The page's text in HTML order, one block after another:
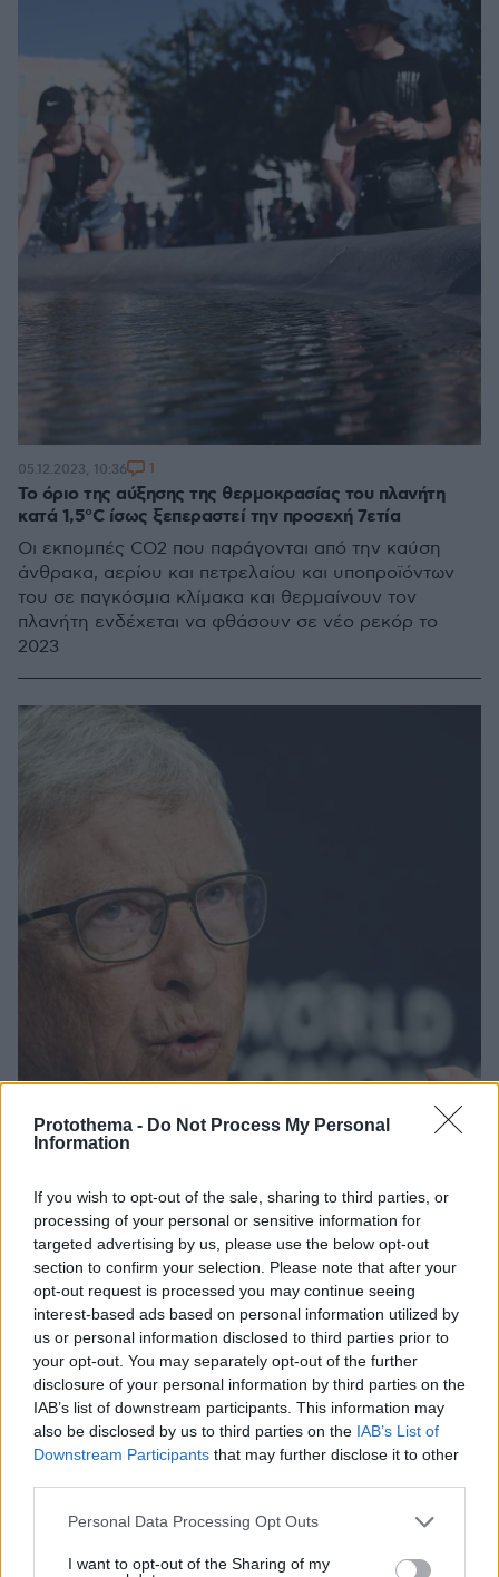
Protothema - Do Not Process My Personal
Information
If you wish to opt-out of the sale, sharing to third parties, or
processing of your personal or sensitive information for
targeted advertising by us, please use the below opt-out
section to confirm your selection. Please note that after your
opt-out request is processed you may continue seeing
interest-based ads based on personal information utilized by
us or personal information disclosed to third parties prior to
your opt-out. You may separately opt-out of the further
disclosure of your personal information by third parties on the
IAB’s list of downstream participants. This information may
also be disclosed by us to third parties on the IAB’s List of
Downstream Participants that may further disclose it to other
Please note that this website/app uses one or more Google
not limited to your visit or usage behaviour. You may click to
Personal Data Processing Opt Outs
I want to opt-out of the Sharing of my
Το όριο της αύξησης της θερμοκρασίας του πλανήτη
κατά 1,5°C ίσως ξεπεραστεί την προσεχή 7ετία
Οι εκπομπές CO2 που παράγονται από την καύση
άνθρακα, αερίου και πετρελαίου και υποπροϊόντων
του σε παγκόσμια κλίμακα και θερμαίνουν τον
πλανήτη ενδέχεται να φθάσουν σε νέο ρεκόρ το
2023
05.12.2023, 10:36 1
Τα ΗΑΕ συμφώνησαν με την εταιρεία πυρηνικής
ενέργειας του Μπιλ Γκέιτς στην ανάπτυξη προηγμένων
αντιδραστήρων
Τα ΗΑΕ έχουν αυτή τη στιμή ένα παραδοσιακό
πυρηνικό σταθμό κοντά στο Αμπού Ντάμπι, ο οποίος
άρχισε να παράγει ηλεκτρικό το 2020
04.12.2023, 12:21 1